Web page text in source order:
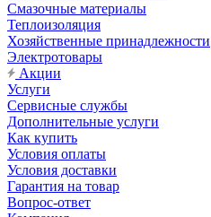
Смазочные материалы
Теплоизоляция
Хозяйственные принадлежности
Электротовары
Акции
Услуги
Сервисные службы
Дополнительные услуги
Как купить
Условия оплаты
Условия доставки
Гарантия на товар
Вопрос-ответ